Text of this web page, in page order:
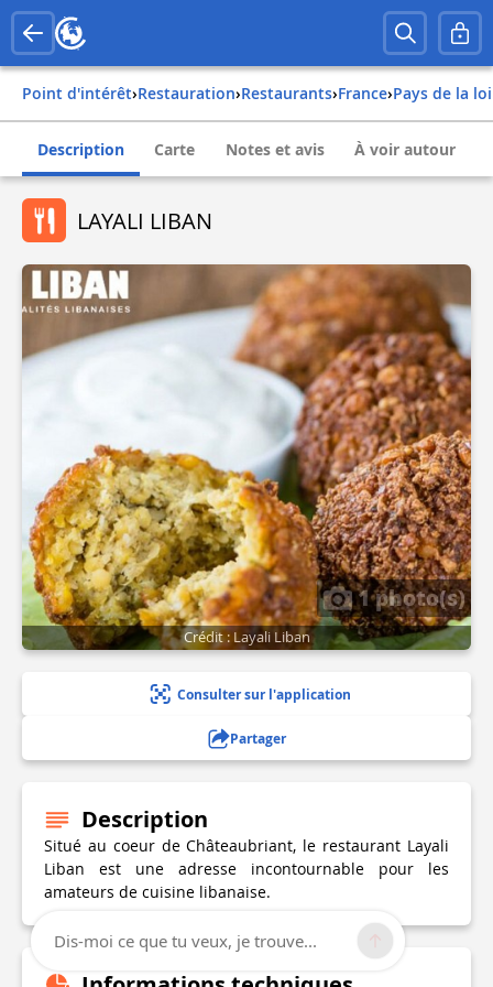
Point d'intérêt› Restauration› Restaurants› france› pays de la
Description Carte Notes et avis À voir autour
LAYALI LIBAN
1 photo(s)
Crédit : Layali Liban
Consulter sur l'application
Partager
Description
Situé au coeur de Châteaubriant, le restaurant Layali
Liban est une adresse incontournable pour les
amateurs de cuisine libanaise.
Dis-moi ce que tu veux, je trouve...